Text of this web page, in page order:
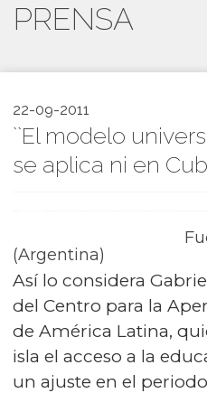
PRENSA
22-09-2011
``El modelo
se aplica ni en
(Argentina)
Así lo considera
del Centro para la
de América Latina,
isla el acceso a la
un ajuste en el periodo